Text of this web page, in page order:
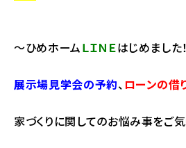
～ひめホームＬＩＮＥはじめました
展示場見学会の予約、 ローンの借
家づくりに関してのお悩み事をご